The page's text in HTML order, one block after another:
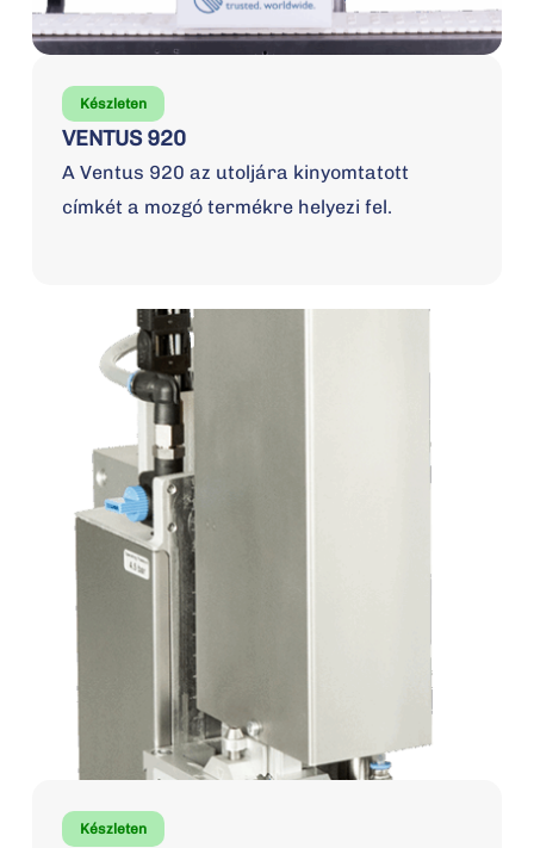
VENTUS 920
Készleten
A Ventus 920 az utoljára kinyomtatott
címkét a mozgó termékre helyezi fel.
Készleten